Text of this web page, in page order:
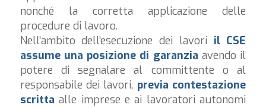
nonché la corretta applicazione delle
procedure di lavoro.
Nell’ambito dell’esecuzione dei lavori il CSE
assume una posizione di garanzia avendo il
potere di segnalare al committente o al
responsabile dei lavori, previa contestazione
scritta alle imprese e ai lavoratori autonomi